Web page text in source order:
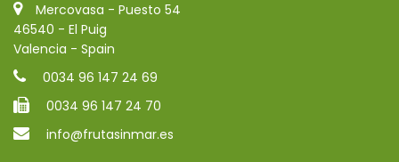
Mercovasa - Puesto 54
46540 - El Puig
Valencia - Spain
0034 96 147 24 69
0034 96 147 24 70
info@frutasinmar.es